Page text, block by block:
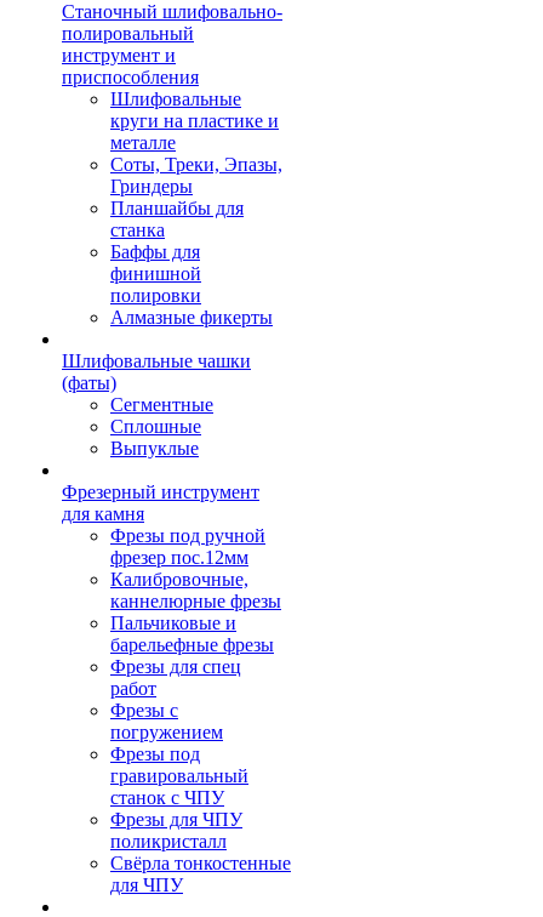
Станочный шлифовально-
полировальный
инструмент и
приспособления
Шлифовальные
круги на пластике и
металле
Соты, Треки, Эпазы,
Гриндеры
Планшайбы для
станка
Баффы для
финишной
полировки
Алмазные фикерты
Шлифовальные чашки
(фаты)
Сегментные
Сплошные
Выпуклые
Фрезерный инструмент
для камня
Фрезы под ручной
фрезер пос.12мм
Калибровочные,
каннелюрные фрезы
Пальчиковые и
барельефные фрезы
Фрезы для спец
работ
Фрезы с
погружением
Фрезы под
гравировальный
станок с ЧПУ
Фрезы для ЧПУ
поликристалл
Свёрла тонкостенные
для ЧПУ